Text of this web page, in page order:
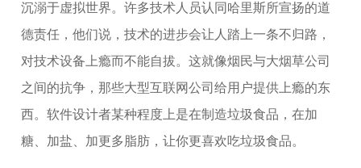
沉溺于虚拟世界。许多技术人员认同哈里斯所宣扬的道
德责任，他们说，技术的进步会让人踏上一条不归路，
对技术设备上瘾而不能自拔。这就像烟民与大烟草公司
之间的抗争，那些大型互联网公司给用户提供上瘾的东
西。软件设计者某种程度上是在制造垃圾食品，在加
糖、加盐、加更多脂肪，让你更喜欢吃垃圾食品。